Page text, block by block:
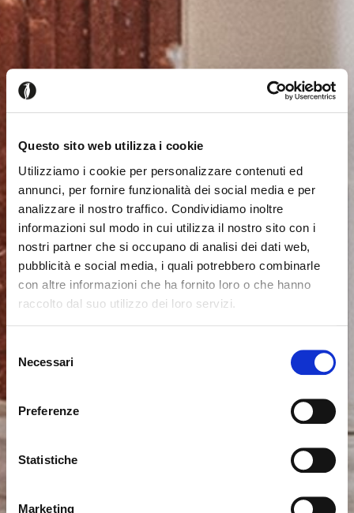
Questo sito web utilizza i cookie
Utilizziamo i cookie per personalizzare contenuti ed
annunci, per fornire funzionalità dei social media e per
analizzare il nostro traffico. Condividiamo inoltre
informazioni sul modo in cui utilizza il nostro sito con i
nostri partner che si occupano di analisi dei dati web,
pubblicità e social media, i quali potrebbero combinarle
con altre informazioni che ha fornito loro o che hanno
raccolto dal suo utilizzo dei loro servizi.
delNecessari
Preferenze
Statistiche
Marketing
Parece que estás navegando Cerrar
para España. ¿Deseas cambiar al sitio en Estados